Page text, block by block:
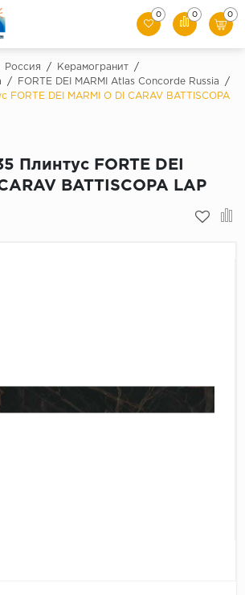
0 0 0
Россия / Керамогранит
/
/ FORTE DEI MARMI Atlas Concorde Russia
/
FORTE DEI MARMI O DI CARAV BATTISCOPA
Плинтус FORTE DEI
BATTISCOPA LAP